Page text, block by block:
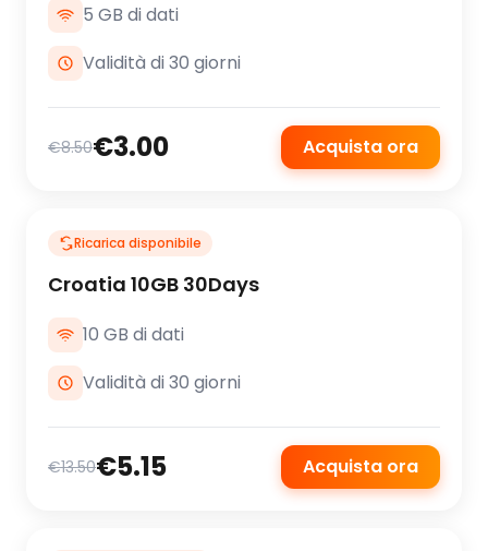
5 GB di dati
Validità di 30 giorni
€8.50€3.00 Acquista ora
Ricarica disponibile
Croatia 10GB 30Days
10 GB di dati
Validità di 30 giorni
€13.50€5.15 Acquista ora